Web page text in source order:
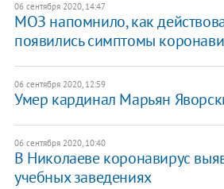
06 сентября 2020, 14:47
​​МОЗ напомнило, как
появились симптомы
06 сентября 2020, 12:59
Умер кардинал Марьян
06 сентября 2020, 10:40
В Николаеве коронавирус
учебных заведениях